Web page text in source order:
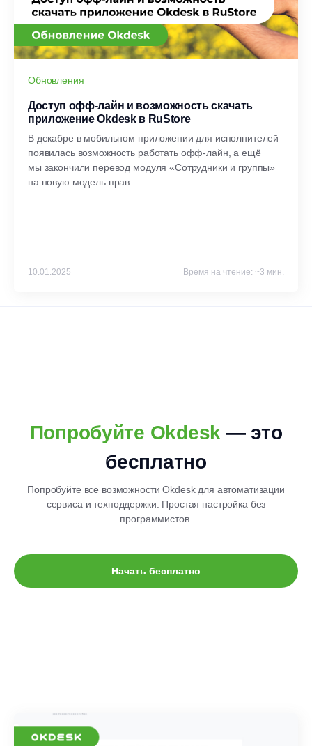
Обновления
Доступ офф-лайн и возможность скачать
приложение Okdesk в RuStore
В декабре в мобильном приложении для исполнителей
появилась возможность работать офф-лайн, а ещё
мы закончили перевод модуля «Сотрудники и группы»
на новую модель прав.
10.01.2025 Время на чтение: ~3 мин.
Попробуйте Okdesk — это
бесплатно
Попробуйте все возможности Okdesk для автоматизации
сервиса и техподдержки. Простая настройка без
программистов.
Начать бесплатно